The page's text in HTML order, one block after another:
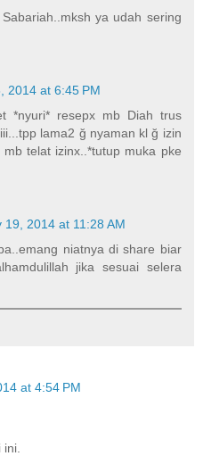
ya udah sering
2014 at 6:45 PM
*nyuri* resepx mb Diah trus
lama2 ğ nyaman kl ğ izin
telat izinx..*tutup muka pke
19, 2014 at 11:28 AM
niatnya di share biar
jika sesuai selera
at 4:54 PM